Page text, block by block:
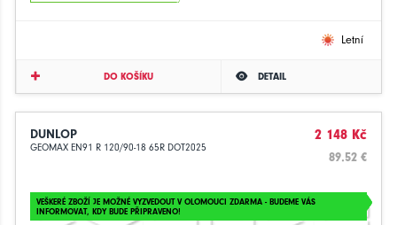
Letní
DO KOŠÍKU DETAIL
DUNLOP
GEOMAX EN91 R 120/90-18 65R DOT2025
2 148 Kč
89.52 €
VEŠKERÉ ZBOŽÍ JE MOŽNÉ VYZVEDOUT V OLOMOUCI ZDARMA - BUDEME VÁS
INFORMOVAT, KDY BUDE PŘIPRAVENO!